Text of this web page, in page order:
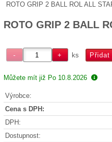
ROTO GRIP 2 BALL ROL ALL
ROTO GRIP 2 BALL
ks
Můžete mít již Po 10.8.2026
Výrobce:
Cena s DPH:
DPH:
Dostupnost: